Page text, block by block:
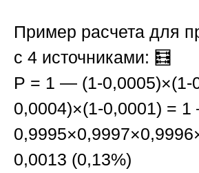
Пример расчета для
с 4 источниками: 🧮
P = 1 — (1-0,0005)×(1-
0,0004)×(1-0,0001) =
0,0013 (0,13%)